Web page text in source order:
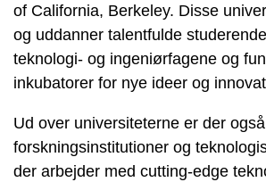
of California, Berkeley. Disse
og uddanner talentfulde
teknologi- og ingeniørfagene og
inkubatorer for nye ideer og
Ud over universiteterne er der
forskningsinstitutioner og
der arbejder med cutting-edge